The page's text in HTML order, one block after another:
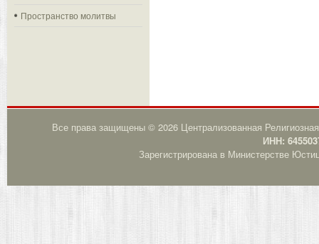
Пространство молитвы
Все права защищены © 2026 Централизованная
ИНН:
Зарегистрирована в Министерстве